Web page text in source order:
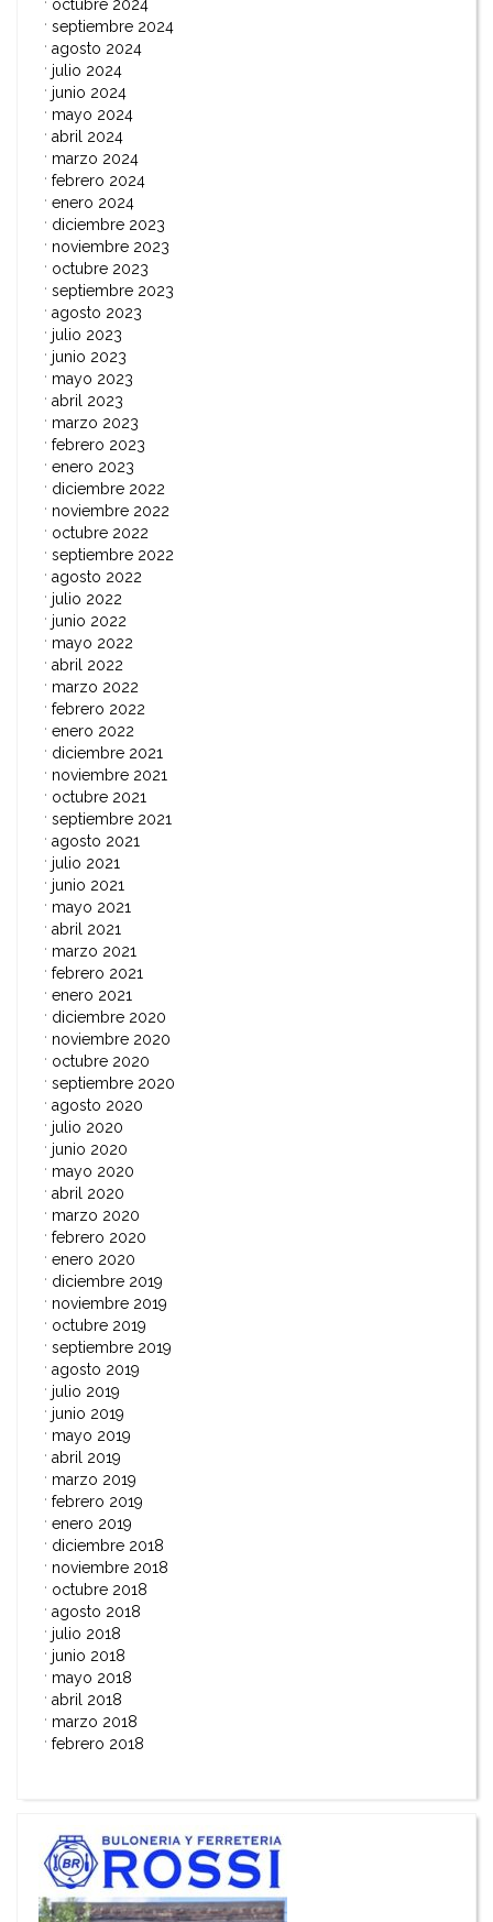
octubre 2024
septiembre 2024
agosto 2024
julio 2024
junio 2024
mayo 2024
abril 2024
marzo 2024
febrero 2024
enero 2024
diciembre 2023
noviembre 2023
octubre 2023
septiembre 2023
agosto 2023
julio 2023
junio 2023
mayo 2023
abril 2023
marzo 2023
febrero 2023
enero 2023
diciembre 2022
noviembre 2022
octubre 2022
septiembre 2022
agosto 2022
julio 2022
junio 2022
mayo 2022
abril 2022
marzo 2022
febrero 2022
enero 2022
diciembre 2021
noviembre 2021
octubre 2021
septiembre 2021
agosto 2021
julio 2021
junio 2021
mayo 2021
abril 2021
marzo 2021
febrero 2021
enero 2021
diciembre 2020
noviembre 2020
octubre 2020
septiembre 2020
agosto 2020
julio 2020
junio 2020
mayo 2020
abril 2020
marzo 2020
febrero 2020
enero 2020
diciembre 2019
noviembre 2019
octubre 2019
septiembre 2019
agosto 2019
julio 2019
junio 2019
mayo 2019
abril 2019
marzo 2019
febrero 2019
enero 2019
diciembre 2018
noviembre 2018
octubre 2018
agosto 2018
julio 2018
junio 2018
mayo 2018
abril 2018
marzo 2018
febrero 2018